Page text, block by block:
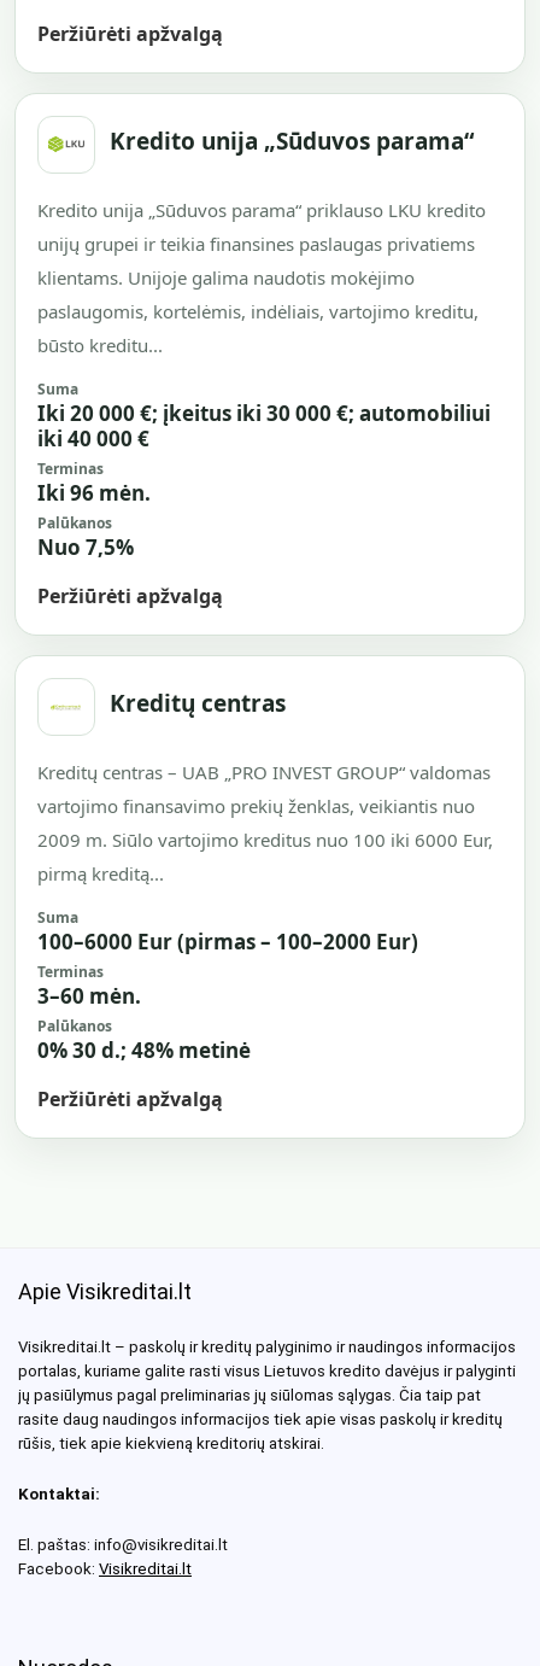
Peržiūrėti apžvalgą
Kredito unija „Sūduvos parama“
Kredito unija „Sūduvos parama“ priklauso LKU kredito
unijų grupei ir teikia finansines paslaugas privatiems
klientams. Unijoje galima naudotis mokėjimo
paslaugomis, kortelėmis, indėliais, vartojimo kreditu,
būsto kreditu...
Suma
Iki 20 000 €; įkeitus iki 30 000 €; automobiliui
iki 40 000 €
Terminas
Iki 96 mėn.
Palūkanos
Nuo 7,5%
Peržiūrėti apžvalgą
Kreditų centras
Kreditų centras – UAB „PRO INVEST GROUP“ valdomas
vartojimo finansavimo prekių ženklas, veikiantis nuo
2009 m. Siūlo vartojimo kreditus nuo 100 iki 6000 Eur,
pirmą kreditą...
Suma
100–6000 Eur (pirmas – 100–2000 Eur)
Terminas
3–60 mėn.
Palūkanos
0% 30 d.; 48% metinė
Peržiūrėti apžvalgą
Apie Visikreditai.lt
Visikreditai.lt – paskolų ir kreditų palyginimo ir naudingos informacijos
portalas, kuriame galite rasti visus Lietuvos kredito davėjus ir palyginti
jų pasiūlymus pagal preliminarias jų siūlomas sąlygas. Čia taip pat
rasite daug naudingos informacijos tiek apie visas paskolų ir kreditų
rūšis, tiek apie kiekvieną kreditorių atskirai.
Kontaktai:
El. paštas: info@visikreditai.lt
Facebook: Visikreditai.lt